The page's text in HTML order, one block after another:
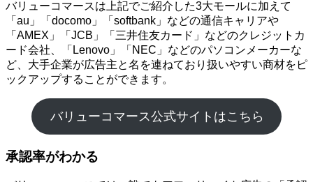
バリューコマースは上記でご紹介した3大モールに加えて
「au」「docomo」「softbank」などの通信キャリアや
「AMEX」「JCB」「三井住友カード」などのクレジットカ
ード会社、「Lenovo」「NEC」などのパソコンメーカーな
ど、大手企業が広告主と名を連ねており扱いやすい商材をピ
ックアップすることができます。
バリューコマース公式サイトはこちら
承認率がわかる